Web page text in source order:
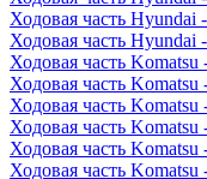
Ходовая часть
Ходовая часть
Ходовая часть
Ходовая часть
Ходовая часть
Ходовая часть Komatsu
Ходовая часть Komatsu
Ходовая часть